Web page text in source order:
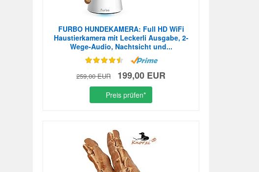
FURBO HUNDEKAMERA: Full HD WiFi
Haustierkamera mit Leckerli Ausgabe, 2-
Wege-Audio, Nachtsicht und...
259,00 EUR 199,00 EUR
Preis prüfen*